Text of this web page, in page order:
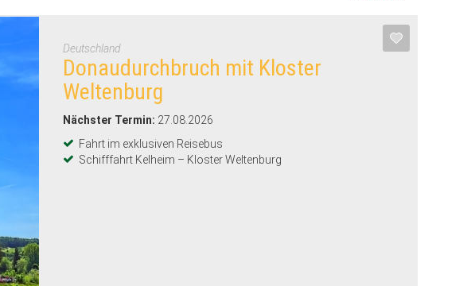
Deutschland
Donaudurchbruch mit Kloster
Weltenburg
Nächster Termin: 27.08.2026
Fahrt im exklusiven Reisebus
Schifffahrt Kelheim – Kloster Weltenburg